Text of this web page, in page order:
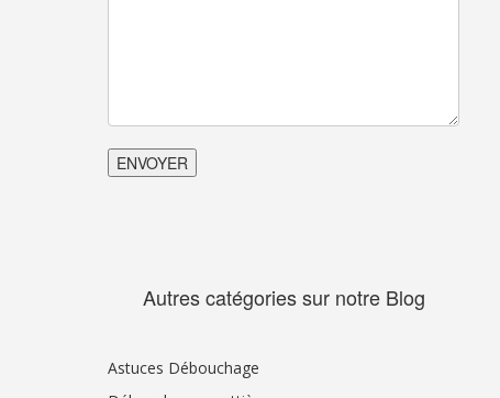
Autres catégories sur notre Blog
Astuces Débouchage